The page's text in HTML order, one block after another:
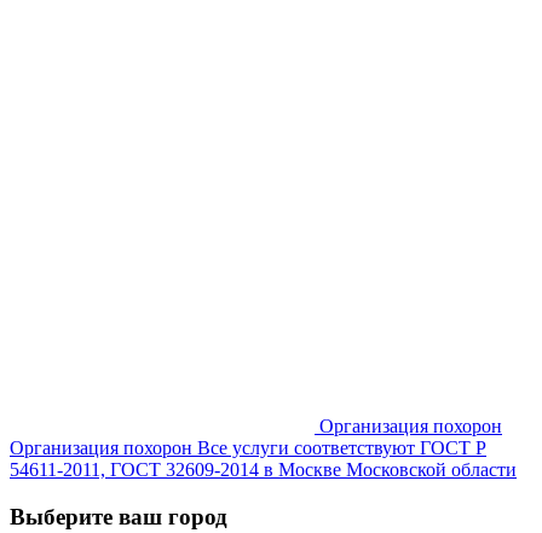
Организация похорон
Организация похорон Все услуги соответствуют ГОСТ Р
54611-2011, ГОСТ 32609-2014 в Москве Московской области
Выберите ваш город